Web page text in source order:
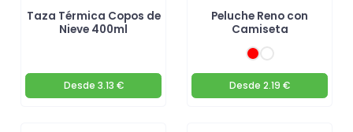
Taza Térmica Copos de
Nieve 400ml
Desde 3.13 €
Peluche Reno con
Camiseta
Desde 2.19 €